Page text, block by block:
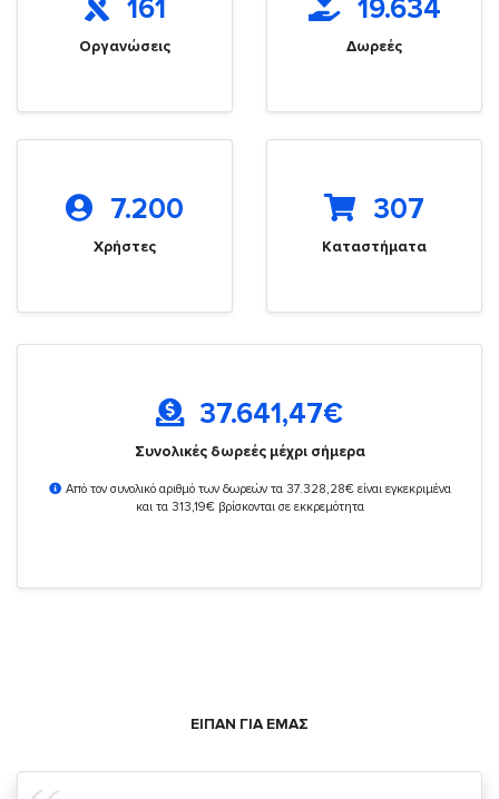
161
Οργανώσεις
19.634
Δωρεές
7.200
Χρήστες
307
Καταστήματα
37.641,47€
Συνολικές δωρεές μέχρι σήμερα
Από τον συνολικό αριθμό των δωρεών τα 37.328,28€ είναι εγκεκριμένα
και τα 313,19€ βρίσκονται σε εκκρεμότητα
ΕΙΠΑΝ ΓΙΑ ΕΜΑΣ